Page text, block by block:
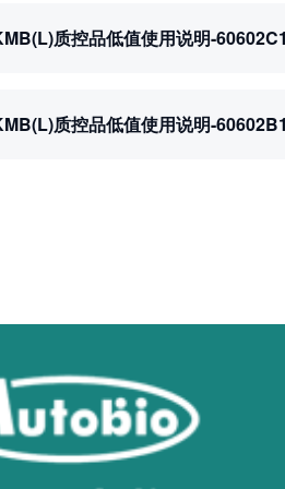
质控品低值使用说明-
质控品低值使用说明-